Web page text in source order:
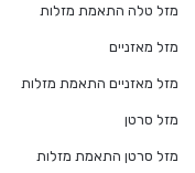
מזל טלה התאמת מזלות
מזל מאזניים
מזל מאזניים התאמת מזלות
מזל סרטן
מזל סרטן התאמת מזלות